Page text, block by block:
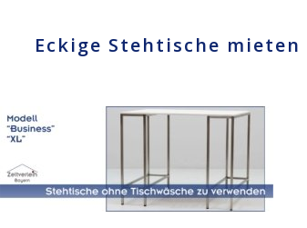
Eckige Stehtische